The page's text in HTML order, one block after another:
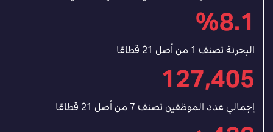
%8.1
البحرنة تصنف 1 من أصل 21 قطاعًا
127,405
إجمالي عدد الموظفين تصنف 7 من أصل 21 قطاعًا